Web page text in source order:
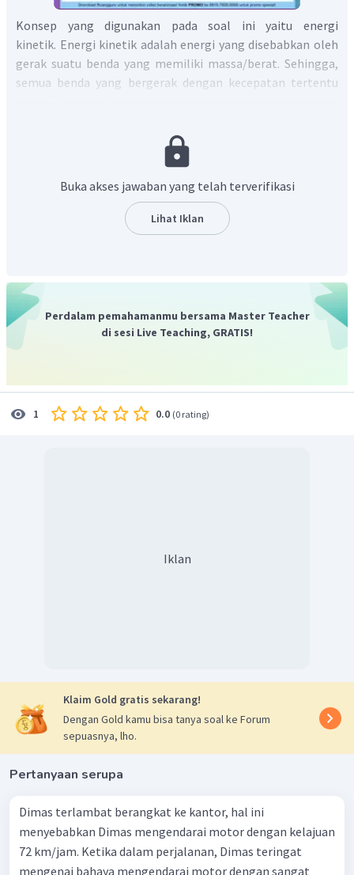
Konsep yang digunakan pada soal ini yaitu energi
kinetik. Energi kinetik adalah energi yang disebabkan oleh
gerak suatu benda yang memiliki massa/berat. Sehingga,
semua benda yang bergerak dengan kecepatan tertentu
Jadi kecepatannya adalah 5 m/s
Buka akses jawaban yang telah terverifikasi
Lihat Iklan
Perdalam pemahamanmu bersama Master Teacher
di sesi Live Teaching, GRATIS!
1 0.0 (0 rating)
Iklan
Klaim Gold gratis sekarang!
Dengan Gold kamu bisa tanya soal ke Forum
sepuasnya, lho.
Pertanyaan serupa
Dimas terlambat berangkat ke kantor, hal ini
menyebabkan Dimas mengendarai motor dengan kelajuan
72 km/jam. Ketika dalam perjalanan, Dimas teringat
mengenai bahaya mengendarai motor dengan sangat